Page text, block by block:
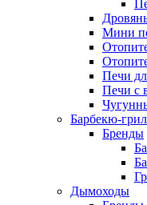
Мини
Печи
Печи с
Барбекю-
Бренды
Дымоходы